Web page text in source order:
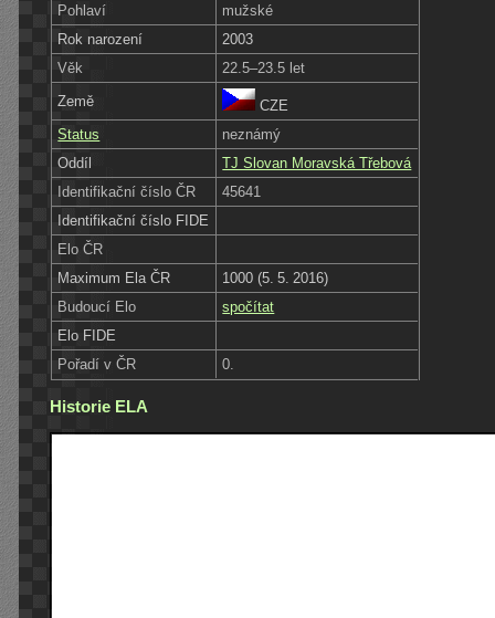
Pohlaví
mužské
Rok narození
2003
Věk
22.5–23.5 let
Země
CZE
Status
neznámý
Oddíl
TJ Slovan Moravská Třebová
Identifikační číslo ČR
45641
Identifikační číslo FIDE
Elo ČR
Maximum Ela ČR
1000 (5. 5. 2016)
Budoucí Elo
spočítat
Elo FIDE
Pořadí v ČR
0.
Historie ELA